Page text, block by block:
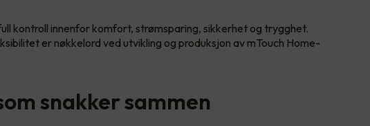
kontroll innenfor komfort, strømsparing, sikkerhet og trygghet.
er nøkkelord ved utvikling og produksjon av mTouch Home-
snakker sammen